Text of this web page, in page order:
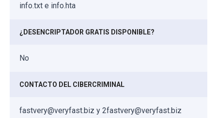
info.txt e info.hta
¿DESENCRIPTADOR GRATIS DISPONIBLE?
No
CONTACTO DEL CIBERCRIMINAL
fastvery@veryfast.biz y 2fastvery@veryfast.biz